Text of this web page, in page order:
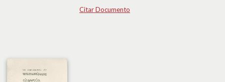
Citar Documento